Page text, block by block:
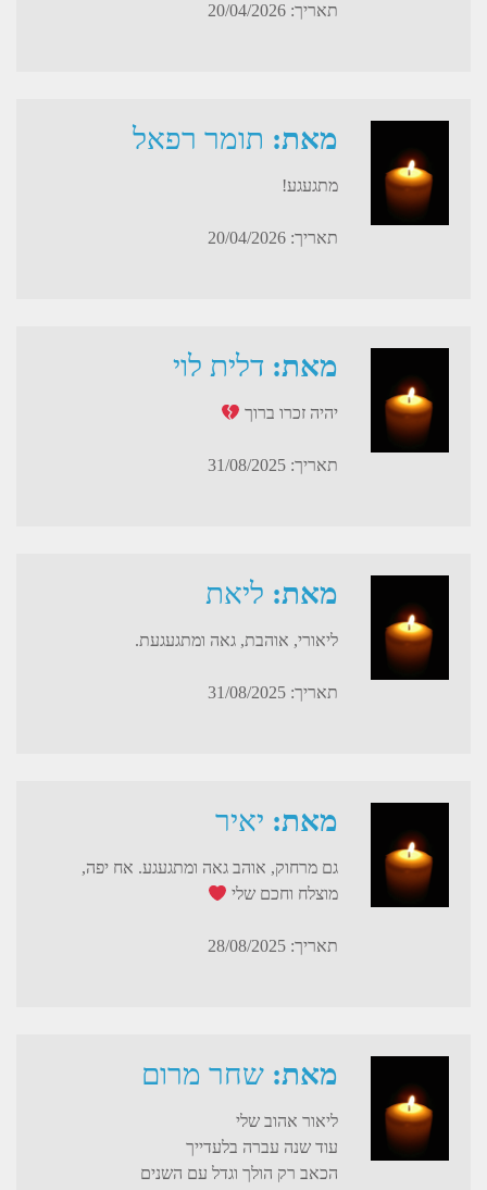
תאריך: 20/04/2026
מאת: תומר רפאל
מתגעגע!
תאריך: 20/04/2026
מאת: דלית לוי
יהיה זכרו ברוך
תאריך: 31/08/2025
מאת: ליאת
ליאורי, אוהבת, גאה ומתגעגעת.
תאריך: 31/08/2025
מאת: יאיר
גם מרחוק, אוהב גאה ומתגעגע. אח יפה,
מוצלח וחכם שלי
תאריך: 28/08/2025
מאת: שחר מרום
ליאור אהוב שלי
עוד שנה עברה בלעדייך
הכאב רק הולך וגדל עם השנים